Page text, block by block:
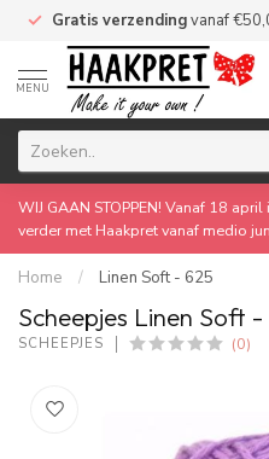
Gratis verzendingvanaf
MENU
WIJ GAAN STOPPEN! Vanaf 18
verder met Haakpret vanaf medio
Home / Linen Soft - 625
Scheepjes Linen Soft
SCHEEPJES (0)